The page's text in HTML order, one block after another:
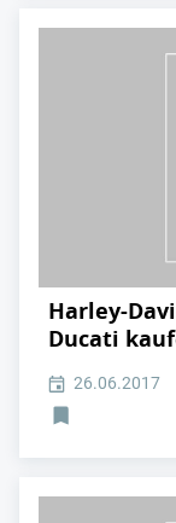
Harley-
Ducati
26.06.2017